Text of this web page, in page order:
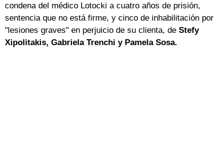
condena del médico Lotocki a cuatro años de prisión,
sentencia que no está firme, y cinco de inhabilitación por
"lesiones graves" en perjuicio de su clienta, de Stefy
Xipolitakis, Gabriela Trenchi y Pamela Sosa.